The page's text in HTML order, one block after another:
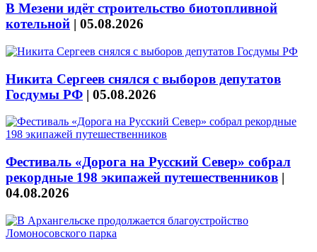
В Мезени идёт строительство биотопливной
котельной | 05.08.2026
Никита Сергеев снялся с выборов депутатов
Госдумы РФ | 05.08.2026
Фестиваль «Дорога на Русский Север» собрал
рекордные 198 экипажей путешественников |
04.08.2026